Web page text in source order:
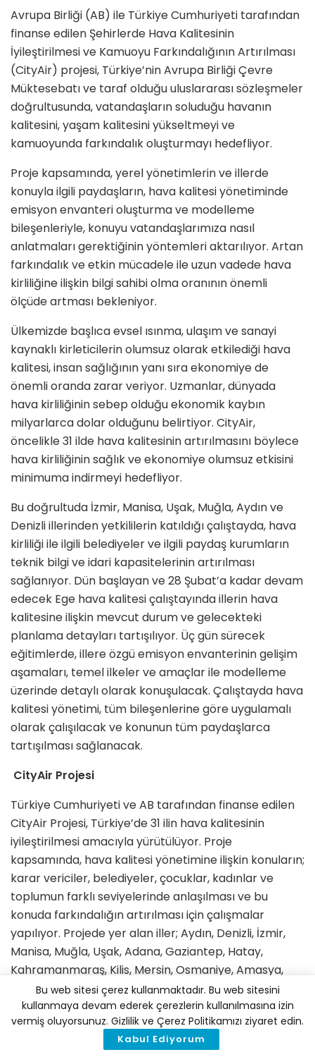
Avrupa Birliği (AB) ile Türkiye Cumhuriyeti tarafından
finanse edilen Şehirlerde Hava Kalitesinin
İyileştirilmesi ve Kamuoyu Farkındalığının Artırılması
(CityAir) projesi, Türkiye’nin Avrupa Birliği Çevre
Müktesebatı ve taraf olduğu uluslararası sözleşmeler
doğrultusunda, vatandaşların soluduğu havanın
kalitesini, yaşam kalitesini yükseltmeyi ve
kamuoyunda farkındalık oluşturmayı hedefliyor.
Proje kapsamında, yerel yönetimlerin ve illerde
konuyla ilgili paydaşların, hava kalitesi yönetiminde
emisyon envanteri oluşturma ve modelleme
bileşenleriyle, konuyu vatandaşlarımıza nasıl
anlatmaları gerektiğinin yöntemleri aktarılıyor. Artan
farkındalık ve etkin mücadele ile uzun vadede hava
kirliliğine ilişkin bilgi sahibi olma oranının önemli
ölçüde artması bekleniyor.
Ülkemizde başlıca evsel ısınma, ulaşım ve sanayi
kaynaklı kirleticilerin olumsuz olarak etkilediği hava
kalitesi, insan sağlığının yanı sıra ekonomiye de
önemli oranda zarar veriyor. Uzmanlar, dünyada
hava kirliliğinin sebep olduğu ekonomik kaybın
milyarlarca dolar olduğunu belirtiyor. CityAir,
öncelikle 31 ilde hava kalitesinin artırılmasını böylece
hava kirliliğinin sağlık ve ekonomiye olumsuz etkisini
minimuma indirmeyi hedefliyor.
Bu doğrultuda İzmir, Manisa, Uşak, Muğla, Aydın ve
Denizli illerinden yetkililerin katıldığı çalıştayda, hava
kirliliği ile ilgili belediyeler ve ilgili paydaş kurumların
teknik bilgi ve idari kapasitelerinin artırılması
sağlanıyor. Dün başlayan ve 28 Şubat’a kadar devam
edecek Ege hava kalitesi çalıştayında illerin hava
kalitesine ilişkin mevcut durum ve gelecekteki
planlama detayları tartışılıyor. Üç gün sürecek
eğitimlerde, illere özgü emisyon envanterinin gelişim
aşamaları, temel ilkeler ve amaçlar ile modelleme
üzerinde detaylı olarak konuşulacak. Çalıştayda hava
kalitesi yönetimi, tüm bileşenlerine göre uygulamalı
olarak çalışılacak ve konunun tüm paydaşlarca
tartışılması sağlanacak.
CityAir Projesi
Türkiye Cumhuriyeti ve AB tarafından finanse edilen
CityAir Projesi, Türkiye’de 31 ilin hava kalitesinin
iyileştirilmesi amacıyla yürütülüyor. Proje
kapsamında, hava kalitesi yönetimine ilişkin konuların;
karar vericiler, belediyeler, çocuklar, kadınlar ve
toplumun farklı seviyelerinde anlaşılması ve bu
konuda farkındalığın artırılması için çalışmalar
yapılıyor. Projede yer alan iller; Aydın, Denizli, İzmir,
Manisa, Muğla, Uşak, Adana, Gaziantep, Hatay,
Kahramanmaraş, Kilis, Mersin, Osmaniye, Amasya,
Çorum, Giresun, Ordu, Samsun, Sinop, Sivas, Tokat,
Afyon, Aksaray, Antalya, Burdur, Isparta, Karaman,
Kayseri, Konya, Nevşehir ve Niğde.
Bu web sitesi çerez kullanmaktadır. Bu web sitesini
kullanmaya devam ederek çerezlerin kullanılmasına izin
vermiş oluyorsunuz. Gizlilik ve Çerez Politikamızı ziyaret edin.
Kabul Ediyorum